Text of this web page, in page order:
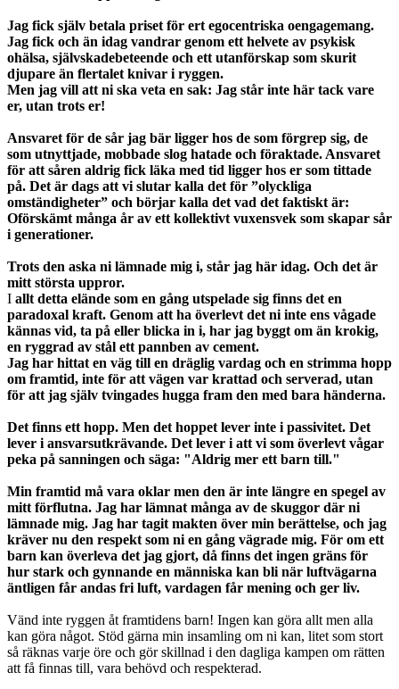
Jag fick själv betala priset för ert egocentriska oengagemang.
Jag fick och än idag vandrar genom ett helvete av psykisk
ohälsa, självskadebeteende och ett utanförskap som skurit
djupare än flertalet knivar i ryggen.
Men jag vill att ni ska veta en sak: Jag står inte här tack vare
er, utan trots er!
Ansvaret för de sår jag bär ligger hos de som förgrep sig, de
som utnyttjade, mobbade slog hatade och föraktade. Ansvaret
för att såren aldrig fick läka med tid ligger hos er som tittade
på. Det är dags att vi slutar kalla det för ”olyckliga
omständigheter” och börjar kalla det vad det faktiskt är:
Oförskämt många år av ett kollektivt vuxensvek som skapar sår
i generationer.
Trots den aska ni lämnade mig i, står jag här idag. Och det är
mitt största uppror.
I allt detta elände som en gång utspelade sig finns det en
paradoxal kraft. Genom att ha överlevt det ni inte ens vågade
kännas vid, ta på eller blicka in i, har jag byggt om än krokig,
en ryggrad av stål ett pannben av cement.
Jag har hittat en väg till en dräglig vardag och en strimma hopp
om framtid, inte för att vägen var krattad och serverad, utan
för att jag själv tvingades hugga fram den med bara händerna.
Det finns ett hopp. Men det hoppet lever inte i passivitet. Det
lever i ansvarsutkrävande. Det lever i att vi som överlevt vågar
peka på sanningen och säga: "Aldrig mer ett barn till."
Min framtid må vara oklar men den är inte längre en spegel av
mitt förflutna. Jag har lämnat många av de skuggor där ni
lämnade mig. Jag har tagit makten över min berättelse, och jag
kräver nu den respekt som ni en gång vägrade mig. För om ett
barn kan överleva det jag gjort, då finns det ingen gräns för
hur stark och gynnande en människa kan bli när luftvägarna
äntligen får andas fri luft, vardagen får mening och ger liv.
Vänd inte ryggen åt framtidens barn! Ingen kan göra allt men alla
kan göra något. Stöd gärna min insamling om ni kan, litet som stort
så räknas varje öre och gör skillnad i den dagliga kampen om rätten
att få finnas till, vara behövd och respekterad.